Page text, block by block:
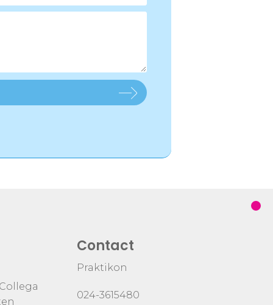
Contact
Praktikon
024-3615480